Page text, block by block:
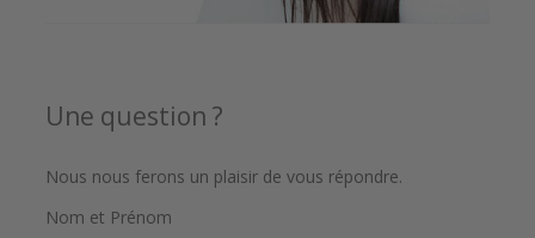
Une question ?
Nous nous ferons un plaisir de vous répondre.
Nom et Prénom